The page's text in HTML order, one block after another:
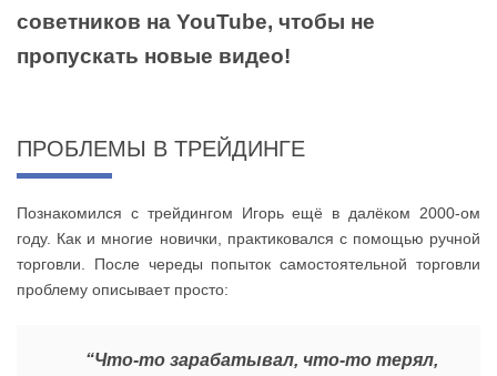
советников на YouTube, чтобы не
пропускать новые видео!
ПРОБЛЕМЫ В ТРЕЙДИНГЕ
Познакомился с трейдингом Игорь ещё в далёком 2000-ом
году. Как и многие новички, практиковался с помощью ручной
торговли. После череды попыток самостоятельной торговли
проблему описывает просто:
“Что-то зарабатывал, что-то терял,